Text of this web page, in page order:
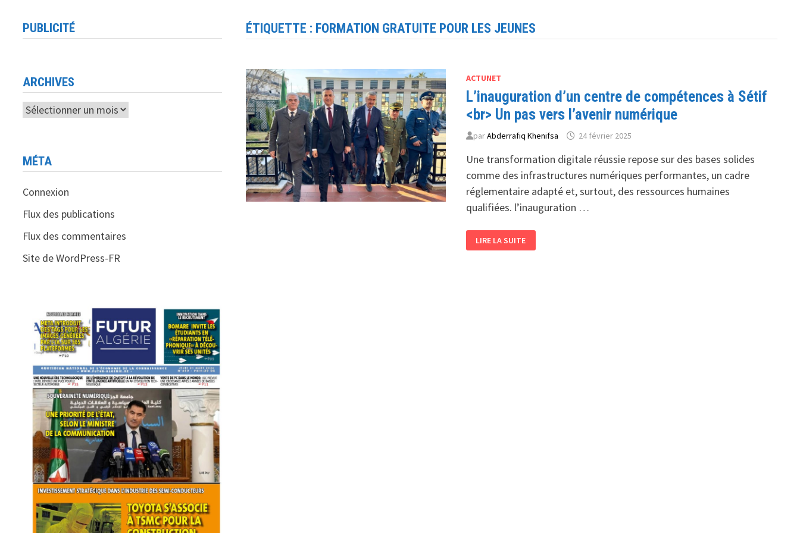
ÉTIQUETTE : FORMATION GRATUITE POUR LES JEUNES
ACTUNET
L’inauguration d’un centre de compétences à Sétif
<br> Un pas vers l’avenir numérique
parAbderrafiq Khenifsa 24 février 2025
Une transformation digitale réussie repose sur des bases solides
comme des infrastructures numériques performantes, un cadre
réglementaire adapté et, surtout, des ressources humaines
qualifiées. l’inauguration …
L’INAUGURATION
D’UN
CENTRE
LIRE LA SUITE
PUBLICITÉ
ARCHIVES
Archives
MÉTA
Connexion
Flux des publications
Flux des commentaires
Site de WordPress-FR